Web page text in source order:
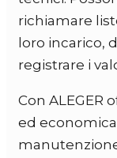
richiamare
loro incarico,
registrare i
Con ALEGER
ed